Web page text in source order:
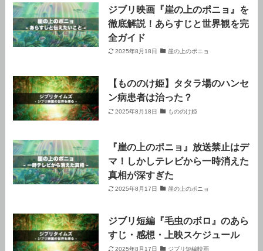
ジブリ映画『崖の上のポニョ』を
徹底解説！あらすじと世界観を完
全ガイド
2025年8月18日 崖の上のポニョ
【もののけ姫】タタラ場のハンセ
ン病患者は治った？
2025年8月18日 もののけ姫
『崖の上のポニョ』放送禁止はデ
マ！しかしテレビから一時消えた
真相が深すぎた
2025年8月17日 崖の上のポニョ
ジブリ短編『毛虫のボロ』のあら
すじ・感想・上映スケジュール
2025年8月17日 ジブリ短編映画